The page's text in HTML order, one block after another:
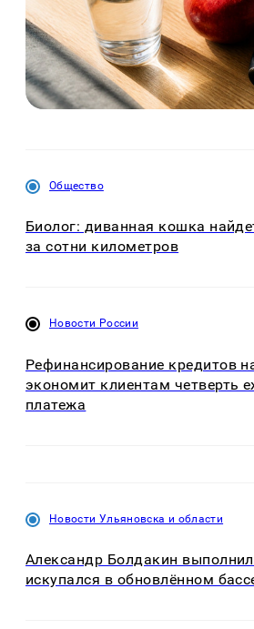
Общество
Биолог: диванная кошка
за сотни километров
Новости России
Рефинансирование кредитов
экономит клиентам четверть
платежа
Новости Ульяновска и области
Александр Болдакин
искупался в обновлённом